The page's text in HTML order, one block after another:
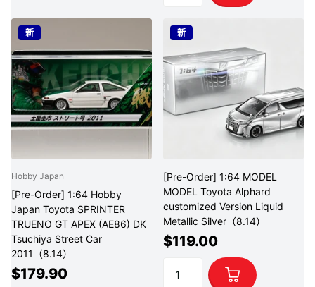
新
Hobby Japan
[Pre-Order] 1:64 Hobby
Japan Toyota SPRINTER
TRUENO GT APEX (AE86) DK
Tsuchiya Street Car
2011（8.14）
$179.90
新
[Pre-Order] 1:64 MODEL
MODEL Toyota Alphard
customized Version Liquid
Metallic Silver（8.14）
$119.00